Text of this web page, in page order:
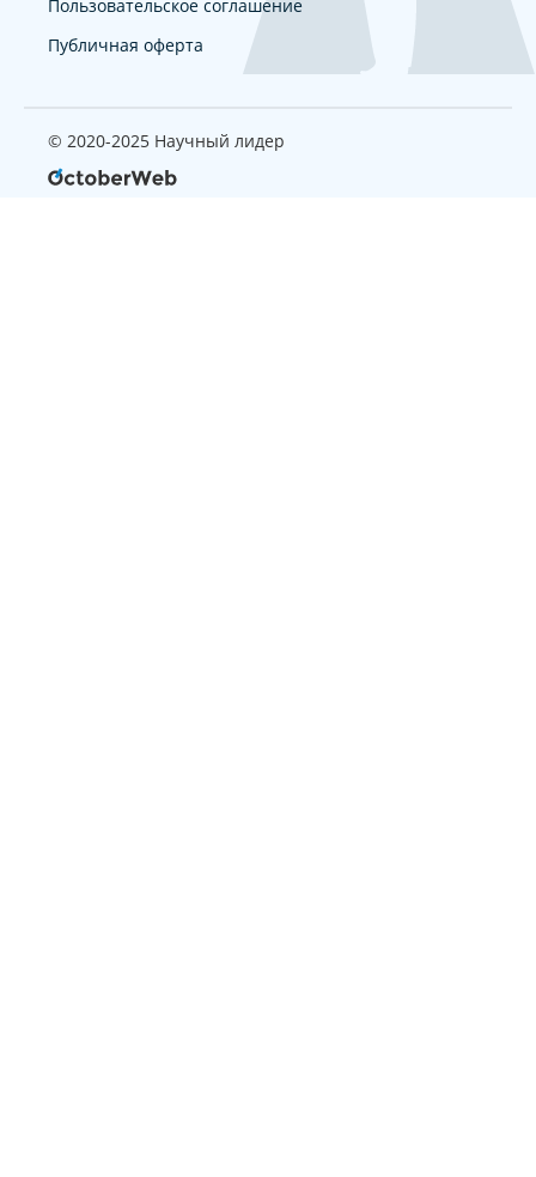
Пользовательское соглашение
Публичная оферта
© 2020-2025 Научный лидер